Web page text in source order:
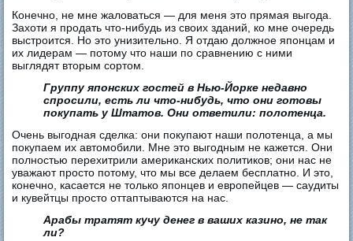
Конечно, не мне жаловаться — для меня это прямая выгода.
Захоти я продать что-нибудь из своих зданий, ко мне очередь
выстроится. Но это унизительно. Я отдаю должное японцам и
их лидерам — потому что наши по сравнению с ними
выглядят вторым сортом.
Группу японских гостей в Нью-Йорке недавно
спросили, есть ли что-нибудь, что они готовы
покупать у Штатов. Они ответили: полотенца.
Очень выгодная сделка: они покупают наши полотенца, а мы
покупаем их автомобили. Мне это выгодным не кажется. Они
полностью перехитрили американских политиков; они нас не
уважают просто потому, что мы все делаем бесплатно. И это,
конечно, касается не только японцев и европейцев — саудиты
и кувейтцы просто оттаптываются на нас.
Арабы тратят кучу денег в ваших казино, не так
ли?